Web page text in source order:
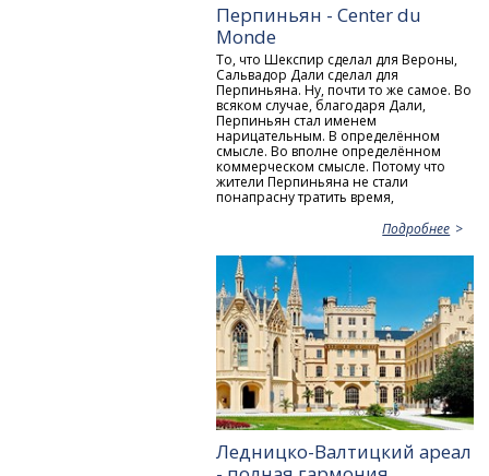
Перпиньян - Center du
Monde
То, что Шекспир сделал для Вероны,
Сальвадор Дали сделал для
Перпиньяна. Ну, почти то же самое. Во
всяком случае, благодаря Дали,
Перпиньян стал именем
нарицательным. В определённом
смысле. Во вполне определённом
коммерческом смысле. Потому что
жители Перпиньяна не стали
понапрасну тратить время,
Подробнее
Ледницко-Валтицкий ареал